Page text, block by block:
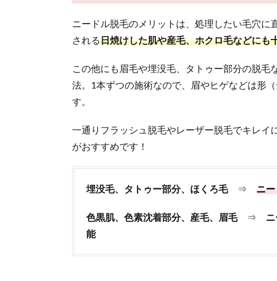
法）
2.3.
ブレ
法
2.4.
につい
て
ドル
の痛
みっ
てど
れく
ニードル脱毛のメリットは、処理したい毛穴
される日焼けした肌や産毛、ホクロ毛などにも
この他にも眉毛や埋没毛、タトゥー部分の脱
法。1本ずつの施術なので、眉やヒゲなどは形
す。
一通りフラッシュ脱毛やレーザー脱毛でキレ
がおすすめです！
埋没毛、タトゥー部分、ほくろ毛⇒ ニ
色黒肌、色素沈着部分、産毛、眉毛⇒
能